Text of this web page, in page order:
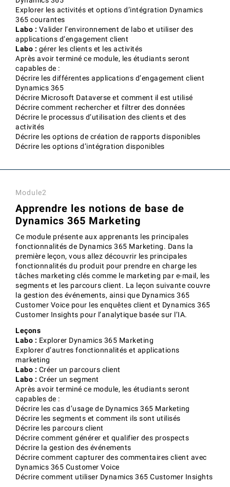
Explorer les activités et options d’intégration Dynamics
365 courantes
Labo : Valider l’environnement de labo et utiliser des
applications d’engagement client
Labo : gérer les clients et les activités
Après avoir terminé ce module, les étudiants seront
capables de :
Décrire les différentes applications d’engagement client
Dynamics 365
Décrire Microsoft Dataverse et comment il est utilisé
Décrire comment rechercher et filtrer des données
Décrire le processus d’utilisation des clients et des
activités
Décrire les options de création de rapports disponibles
Décrire les options d’intégration disponibles
Module2
Apprendre les notions de base de
Dynamics 365 Marketing
Ce module présente aux apprenants les principales
fonctionnalités de Dynamics 365 Marketing. Dans la
première leçon, vous allez découvrir les principales
fonctionnalités du produit pour prendre en charge les
tâches marketing clés comme le marketing par e-mail, les
segments et les parcours client. La leçon suivante couvre
la gestion des événements, ainsi que Dynamics 365
Customer Voice pour les enquêtes client et Dynamics 365
Customer Insights pour l’analytique basée sur l’IA.
Leçons
Labo : Explorer Dynamics 365 Marketing
Explorer d’autres fonctionnalités et applications
marketing
Labo : Créer un parcours client
Labo : Créer un segment
Après avoir terminé ce module, les étudiants seront
capables de :
Décrire les cas d’usage de Dynamics 365 Marketing
Décrire les segments et comment ils sont utilisés
Décrire les parcours client
Décrire comment générer et qualifier des prospects
Décrire la gestion des événements
Décrire comment capturer des commentaires client avec
Dynamics 365 Customer Voice
Décrire comment utiliser Dynamics 365 Customer Insights